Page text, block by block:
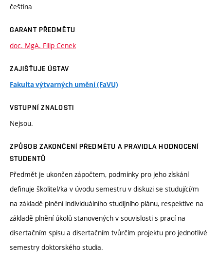
čeština
GARANT PŘEDMĚTU
doc. MgA. Filip Cenek
ZAJIŠŤUJE ÚSTAV
Fakulta výtvarných umění (FaVU)
VSTUPNÍ ZNALOSTI
Nejsou.
ZPŮSOB ZAKONČENÍ PŘEDMĚTU A PRAVIDLA HODNOCENÍ
STUDENTŮ
Předmět je ukončen zápočtem, podmínky pro jeho získání
definuje školitel/ka v úvodu semestru v diskuzi se studující/m
na základě plnění individuálního studijního plánu, respektive na
základě plnění úkolů stanovených v souvislosti s prací na
disertačním spisu a disertačním tvůrčím projektu pro jednotlivé
semestry doktorského studia.